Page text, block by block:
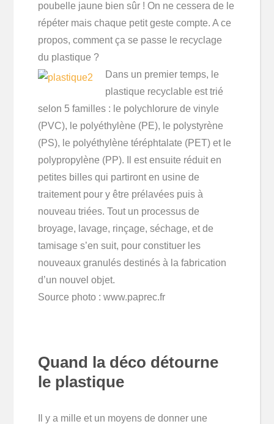
poubelle jaune bien sûr ! On ne cessera de le
répéter mais chaque petit geste compte. A ce
propos, comment ça se passe le recyclage
du plastique ?
Dans un premier temps, le
plastique recyclable est trié
selon 5 familles : le polychlorure de vinyle
(PVC), le polyéthylène (PE), le polystyrène
(PS), le polyéthylène téréphtalate (PET) et le
polypropylène (PP). Il est ensuite réduit en
petites billes qui partiront en usine de
traitement pour y être prélavées puis à
nouveau triées. Tout un processus de
broyage, lavage, rinçage, séchage, et de
tamisage s’en suit, pour constituer les
nouveaux granulés destinés à la fabrication
d’un nouvel objet.
Source photo : www.paprec.fr
Quand la déco détourne
le plastique
Il y a mille et un moyens de donner une